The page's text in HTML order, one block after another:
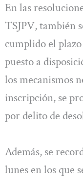
En las
TSJPV, también
cumplido el
puesto a
los mecanismos
inscripción, se
por delito de
Además, se
lunes en los que